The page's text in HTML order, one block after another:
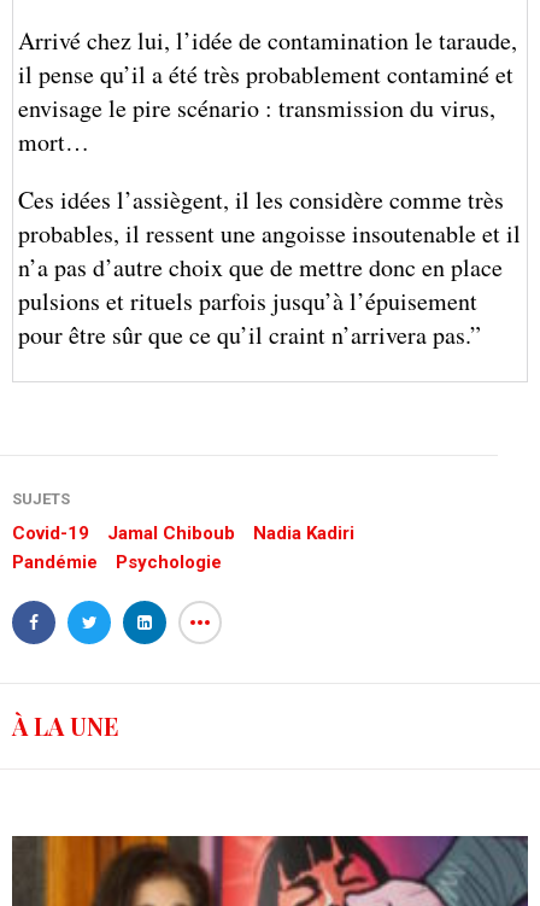
Arrivé chez lui, l’idée de contamination le taraude,
il pense qu’il a été très probablement contaminé et
envisage le pire scénario : transmission du virus,
mort…
Ces idées l’assiègent, il les considère comme très
probables, il ressent une angoisse insoutenable et il
n’a pas d’autre choix que de mettre donc en place
pulsions et rituels parfois jusqu’à l’épuisement
pour être sûr que ce qu’il craint n’arrivera pas.”
SUJETS
Covid-19 Jamal Chiboub
Nadia Kadiri
Pandémie
Psychologie
À LA UNE